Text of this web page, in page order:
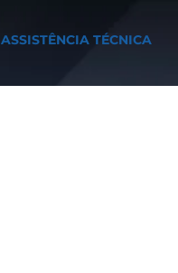
ASSISTÊNCIA TÉCNICA